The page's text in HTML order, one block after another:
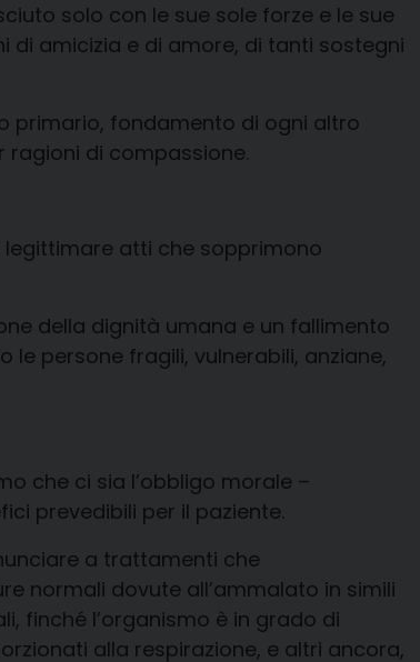
solo con le sue sole forze e le sue
di amicizia e di amore, di tanti sostegni
primario, fondamento di ogni altro
ragioni di compassione.
legittimare atti che sopprimono
della dignità umana e un fallimento
le persone fragili, vulnerabili, anziane,
che ci sia l’obbligo morale –
prevedibili per il paziente.
a trattamenti che
normali dovute all’ammalato in simili
finché l’organismo è in grado di
alla respirazione, e altri ancora,